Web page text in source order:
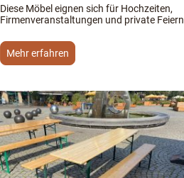
Diese Möbel eignen sich für Hochzeiten,
Firmenveranstaltungen und private
Mehr erfahren